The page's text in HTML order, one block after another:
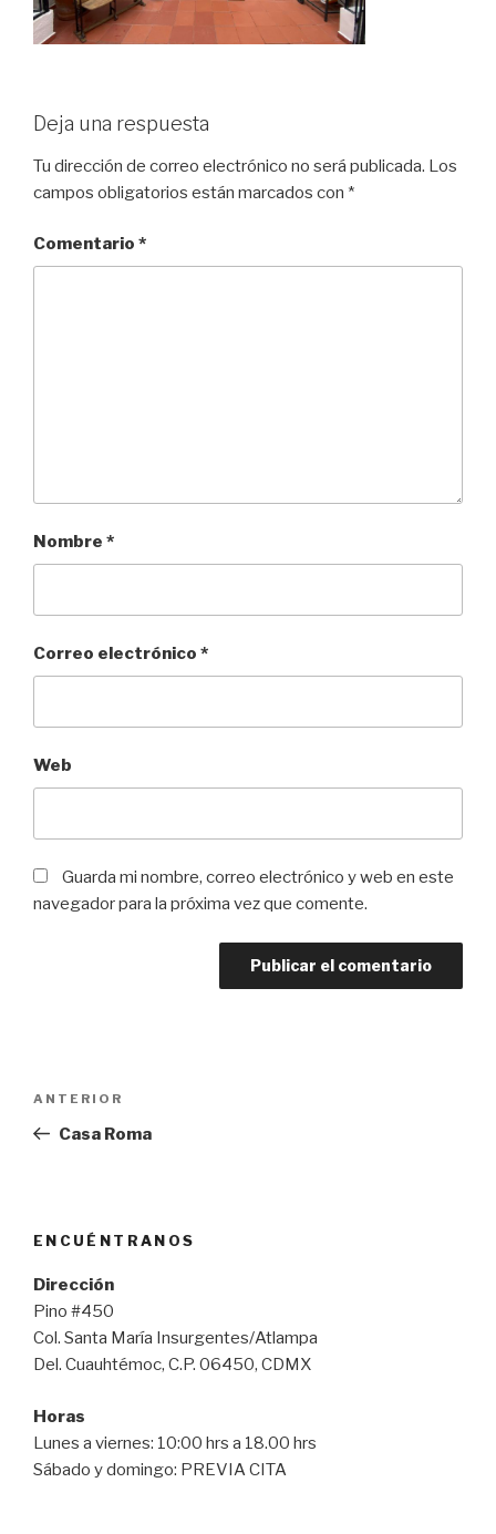
Deja una respuesta
Tu dirección de correo electrónico no será publicada. Los
campos obligatorios están marcados con *
Comentario *
Nombre *
Correo electrónico *
Web
Guarda mi nombre, correo electrónico y web en este
navegador para la próxima vez que comente.
entradas
Entrada
anterior:
ANTERIOR
Casa Roma
ENCUÉNTRANOS
Dirección
Pino #450
Col. Santa María Insurgentes/Atlampa
Del. Cuauhtémoc, C.P. 06450, CDMX
Horas
Lunes a viernes: 10:00 hrs a 18.00 hrs
Sábado y domingo: PREVIA CITA